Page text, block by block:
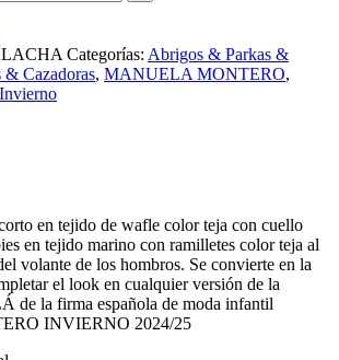
Categorías: Abrigos & Parkas &
& Cazadoras, MANUELA MONTERO,
en tejido de wafle color teja con cuello
en tejido marino con ramilletes color teja al
volante de los hombros. Se convierte en la
el look en cualquier versión de la
de la firma española de moda infantil
INVIERNO 2024/25